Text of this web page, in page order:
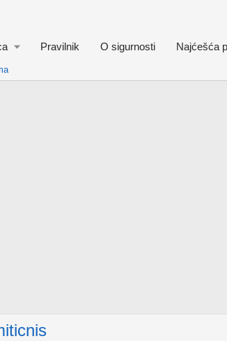
Pravilnik O sigurnosti Najćešća